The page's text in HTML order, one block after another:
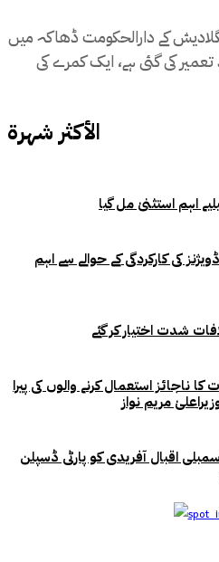
کے دارالحکومت ڈھاکہ میں
کی گئی ہے، ایک کمرے کی
الأكثر شهرة
اہم استثنیٰ مل گیا
کی کارکردگی کے حوالے سے اہم
شدت اختیار کر گئے
کا ناجائز استعمال کرنے والوں کی پیرا
اقبال آفریدی کو پارٹی ڈسپلن